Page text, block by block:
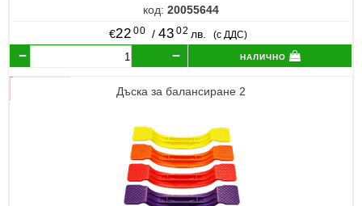
код: 20055644
€22 00 / 43 02 лв. (с ДДС)
налично
Дъска за балансиране 2